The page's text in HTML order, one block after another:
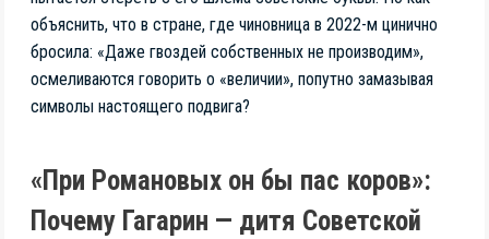
объяснить, что в стране, где чиновница в 2022-м цинично
бросила: «Даже гвоздей собственных не производим»,
осмеливаются говорить о «величии», попутно замазывая
символы настоящего подвига?
«При Романовых он бы пас коров»:
Почему Гагарин — дитя Советской